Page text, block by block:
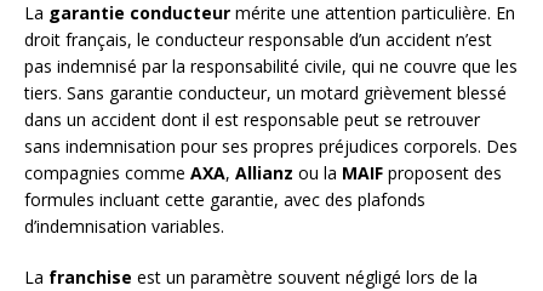
La garantie conducteur mérite une attention particulière. En
droit français, le conducteur responsable d’un accident n’est
pas indemnisé par la responsabilité civile, qui ne couvre que les
tiers. Sans garantie conducteur, un motard grièvement blessé
dans un accident dont il est responsable peut se retrouver
sans indemnisation pour ses propres préjudices corporels. Des
compagnies comme AXA, Allianz ou la MAIF proposent des
formules incluant cette garantie, avec des plafonds
d’indemnisation variables.
La franchise est un paramètre souvent négligé lors de la